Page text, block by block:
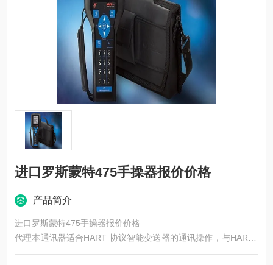
进口罗斯蒙特475手操器报价价格
产品简介
进口罗斯蒙特475手操器报价价格
代理本通讯器适合HART 协议智能变送器的通讯操作，与HART2
75、HART375、HART475兼容，具有ji好的兼容性，可通讯115